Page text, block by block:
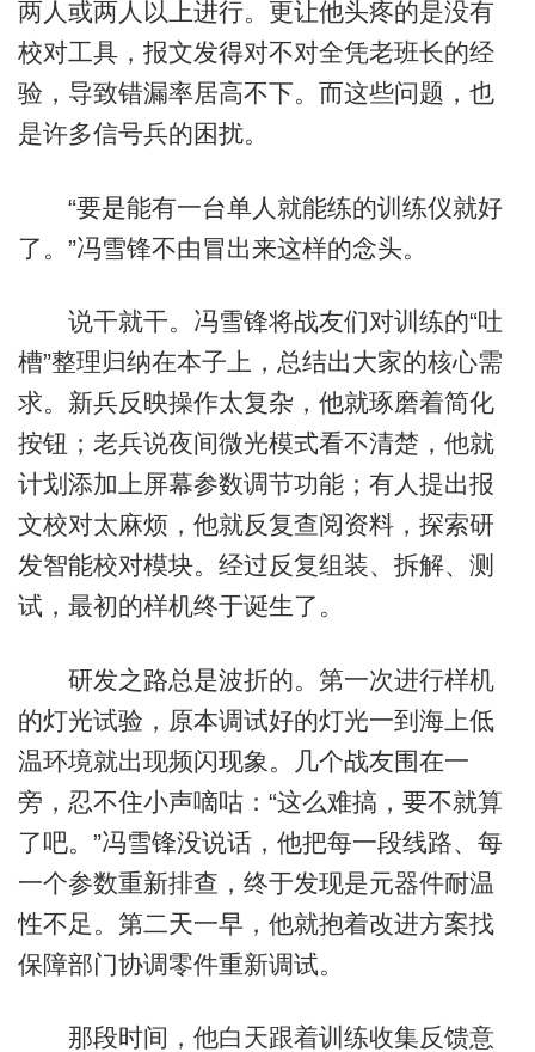
两人或两人以上进行。更让他头疼的是没有
校对工具，报文发得对不对全凭老班长的经
验，导致错漏率居高不下。而这些问题，也
是许多信号兵的困扰。
“要是能有一台单人就能练的训练仪就好
了。”冯雪锋不由冒出来这样的念头。
说干就干。冯雪锋将战友们对训练的“吐
槽”整理归纳在本子上，总结出大家的核心需
求。新兵反映操作太复杂，他就琢磨着简化
按钮；老兵说夜间微光模式看不清楚，他就
计划添加上屏幕参数调节功能；有人提出报
文校对太麻烦，他就反复查阅资料，探索研
发智能校对模块。经过反复组装、拆解、测
试，最初的样机终于诞生了。
研发之路总是波折的。第一次进行样机
的灯光试验，原本调试好的灯光一到海上低
温环境就出现频闪现象。几个战友围在一
旁，忍不住小声嘀咕：“这么难搞，要不就算
了吧。”冯雪锋没说话，他把每一段线路、每
一个参数重新排查，终于发现是元器件耐温
性不足。第二天一早，他就抱着改进方案找
保障部门协调零件重新调试。
那段时间，他白天跟着训练收集反馈意